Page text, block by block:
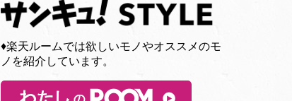
♦︎楽天ルームでは欲しいモノやオススメのモ
ノを紹介しています。